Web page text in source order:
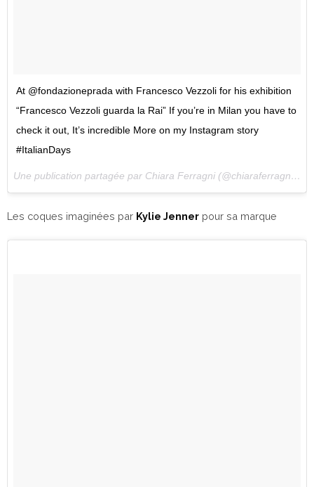
At @fondazioneprada with Francesco Vezzoli for his exhibition
“Francesco Vezzoli guarda la Rai” If you’re in Milan you have to
check it out, It’s incredible More on my Instagram story
#ItalianDays
Une publication partagée par Chiara Ferragni (@chiaraferragni) le
Les coques imaginées par Kylie Jenner pour sa marque